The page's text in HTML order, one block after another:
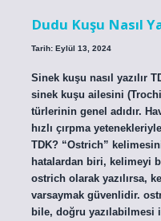
Dudu Kuşu Nasıl
Tarih: Eylül 13, 2024
Sinek kuşu nasıl yazılır
sinek kuşu ailesini
türlerinin genel adıdır.
hızlı çırpma
TDK? “Ostrich”
hatalardan biri, kelimeyi
ostrich olarak yazılırsa,
varsaymak güvenlidir.
bile, doğru yazılabilmesi